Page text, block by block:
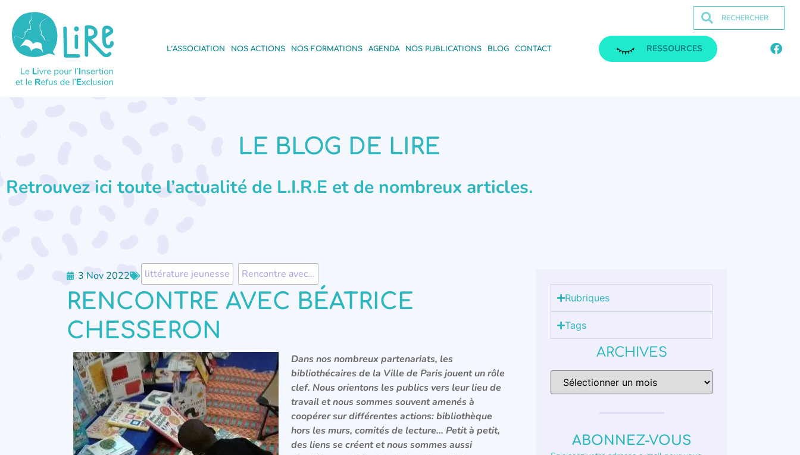
L’ASSOCIATION NOS ACTIONS NOS FORMATIONS AGENDA NOS PUBLICATIONS BLOG CONTACT RESSOURCES
LE BLOG DE LIRE
Retrouvez ici toute l’actualité de L.I.R.E et de nombreux articles.
3 Nov 2022 littérature jeunesse Rencontre avec...
RENCONTRE AVEC BÉATRICE
CHESSERON
Dans nos nombreux partenariats, les
bibliothécaires de la Ville de Paris jouent un rôle
clef. Nous orientons les publics vers leur lieu de
travail et nous sommes souvent amenés à
coopérer sur différentes actions: bibliothèque
hors les murs, comités de lecture… Petit à petit,
des liens se créent et nous sommes aussi
Rubriques
Tags
ARCHIVES
ABONNEZ-VOUS